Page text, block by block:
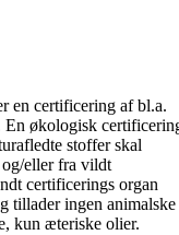
en certificering af bl.a.
En økologisk
stoffer skal
eller fra vildt
certificerings organ
tillader ingen animalske
kun æteriske olier.